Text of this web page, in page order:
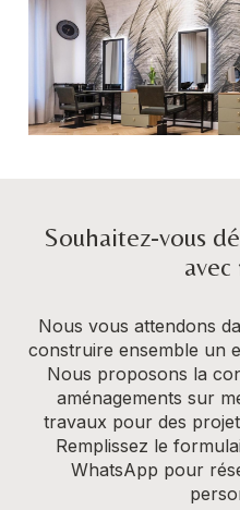
Souhaitez-vous
avec
Nous vous attendons
construire ensemble un
Nous proposons la
aménagements sur
travaux pour des
Remplissez le
WhatsApp pour